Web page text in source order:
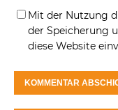
Mit der Nutzung
der Speicherung
diese Website